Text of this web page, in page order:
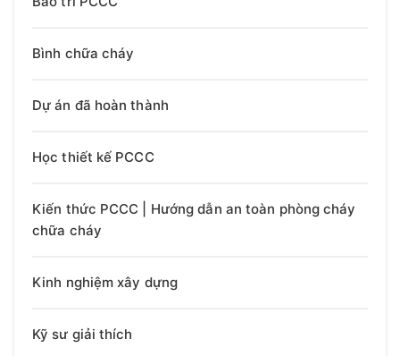
Bình chữa cháy
Dự án đã hoàn thành
Học thiết kế PCCC
Kiến thức PCCC | Hướng dẫn an toàn phòng cháy
chữa cháy
Kinh nghiệm xây dựng
Kỹ sư giải thích